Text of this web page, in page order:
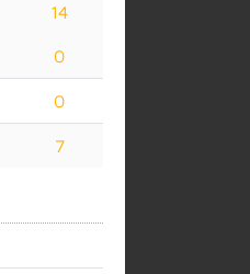
14
0
0
7